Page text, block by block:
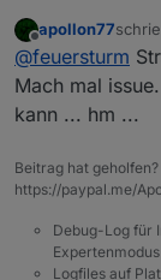
IP
/704
Offline
apollon77
@feuersturm
Mach mal
kann ... hm ...
Beitrag hat
https://paypal.me/
Debug-Log für
Logfiles auf